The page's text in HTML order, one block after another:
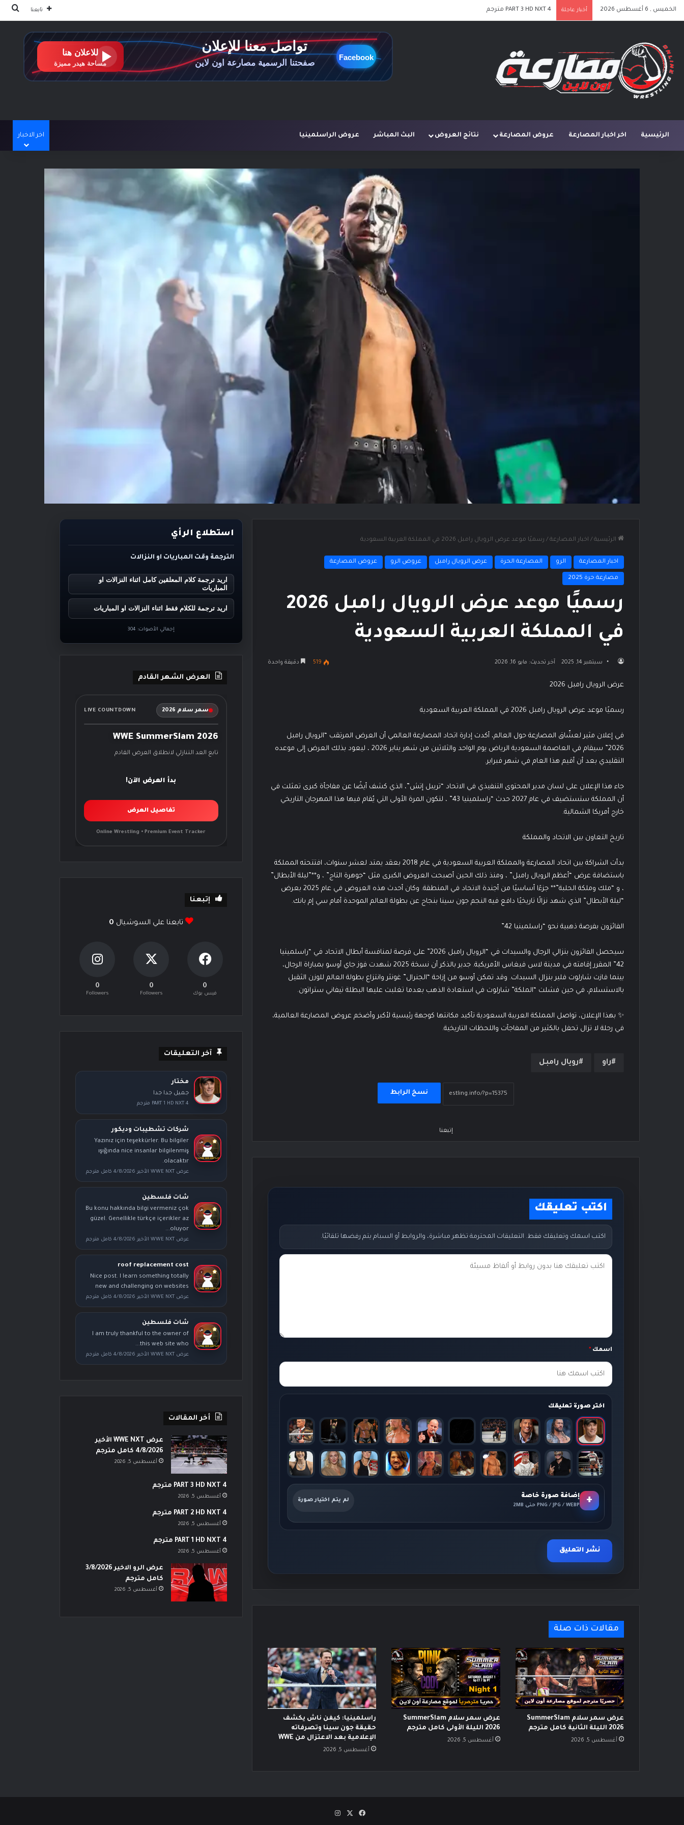
الخميس , 6 أغسطس 2026 أخبار عاجلة PART 3 HD NXT 4 مترجم تابعنا
الرئيسية اخر اخبار المصارعة عروض المصارعة نتائج العروض البث المباشر عروض الراسلمينيا اخر الاخبار
الرئيسية / اخبار المصارعة / رسميًا موعد عرض الرويال رامبل 2026 في المملكة العربية السعودية
اخبار المصارعة الرو المصارعة الحرة عرض الرويال رامبل عروض الرو عروض المصارعة
مصارعة حرة 2025
رسميًا موعد عرض الرويال رامبل 2026
في المملكة العربية السعودية
سبتمبر 14, 2025 آخر تحديث: مايو 16, 2026 519 دقيقة واحدة
عرض الرويال رامبل 2026
رسميًا موعد عرض الرويال رامبل 2026 في المملكة العربية السعودية
في إعلان مثير لعشّاق المصارعة حول العالم، أكدت إدارة اتحاد المصارعة العالمي أن العرض المرتقب “الرويال رامبل
2026” سيقام في العاصمة السعودية الرياض يوم الواحد والثلاثين من شهر يناير 2026 ، ليعود بذلك العرض إلى موعده
التقليدي بعد أن أقيم هذا العام في شهر فبراير.
جاء هذا الإعلان على لسان مدير المحتوى التنفيذي في الاتحاد “تريبل إتش”، الذي كشف أيضًا عن مفاجأة كبرى تمثلت في
أن المملكة ستستضيف في عام 2027 حدث “راسلمينيا 43” ، لتكون المرة الأولى التي يُقام فيها هذا المهرجان التاريخي
خارج أمريكا الشمالية.
تاريخ التعاون بين الاتحاد والمملكة
بدأت الشراكة بين اتحاد المصارعة والمملكة العربية السعودية في عام 2018 بعقد يمتد لعشر سنوات، افتتحته المملكة
باستضافة عرض “أعظم الرويال رامبل” ، ومنذ ذلك الحين أصبحت العروض الكبرى مثل “جوهرة التاج” ، و**”ليلة الأبطال”
، و “ملك وملكة الحلبة”** جزءًا أساسيًا من أجندة الاتحاد في المنطقة. وكان أحدث هذه العروض في عام 2025 بعرض
“ليلة الأبطال” الذي شهد نزالًا تاريخيًا دافع فيه النجم جون سينا بنجاح عن بطولة العالم الموحدة أمام سي إم بانك.
الفائزون بفرصة ذهبية نحو “راسلمينيا 42”
سيحصل الفائزون بنزالي الرجال والسيدات في “الرويال رامبل 2026” على فرصة لمنافسة أبطال الاتحاد في “راسلمينيا
42” المقرر إقامته في مدينة لاس فيغاس الأمريكية. جدير بالذكر أن نسخة 2025 شهدت فوز جاي أوسو بمباراة الرجال،
بينما فازت شارلوت فلير بنزال السيدات. وقد تمكن أوسو من إزاحة “الجنرال” غونثر وانتزاع بطولة العالم للوزن الثقيل
بالاستسلام، في حين فشلت “الملكة” شارلوت في استعادة الذهب بعدما تغلبت عليها البطلة تيفاني ستراتون.
✨ بهذا الإعلان، تواصل المملكة العربية السعودية تأكيد مكانتها كوجهة رئيسية لأكبر وأضخم عروض المصارعة العالمية،
في رحلة لا تزال تحفل بالكثير من المفاجآت واللحظات التاريخية.
راو رويال رامبل
نسخ الرابط
إتبعنا
اكتب تعليقك
اكتب اسمك وتعليقك فقط. التعليقات المحترمة تظهر مباشرة، والروابط أو السبام يتم رفضها تلقائيًا.
ت
ك
اسمك *
اختر صورة تعليقك
+ إضافة صورة خاصة
PNG / JPG / WEBP حتى 2MB
لم يتم اختيار صورة
مقالات ذات صلة
عرض سمر سلام SummerSlam
2026 الليلة الثانية كامل مترجم
أغسطس 5, 2026
عرض سمر سلام SummerSlam
2026 الليلة الأولى كامل مترجم
أغسطس 5, 2026
راسلمينيا: كيفن ناش يكشف
حقيقة جون سينا وتصرفاته
الإعلامية بعد الاعتزال من WWE
أغسطس 5, 2026
استطلاع الرأي
الترجمة وقت المباريات او النزالات
اريد ترجمة كلام المعلقين كامل اثناء النزالات او
المباريات
اريد ترجمة للكلام فقط اثناء النزالات او المباريات
إجمالي الأصوات: 304
العرض الشهر القادم
سمر سلام 2026 LIVE COUNTDOWN
WWE SummerSlam 2026
تابع العد التنازلي لانطلاق العرض القادم
بدأ العرض الآن!
تفاصيل العرض
Online Wrestling • Premium Event Tracker
إتبعنا
تابعنا علي السوشيال 0
0
فيس بوك
0
Followers
0
Followers
آخر التعليقات
مختار
جميل جدا جدا
PART 1 HD NXT 4 مترجم
شركات تشطيبات وديكور
Yazınız için teşekkürler. Bu bilgiler
ışığında nice insanlar bilgilenmiş
olacaktır.
عرض WWE NXT الأخير 4/8/2026 كامل مترجم
شات فلسطين
Bu konu hakkında bilgi vermeniz çok
güzel. Genellikle türkçe içerikler az
oluyor...
عرض WWE NXT الأخير 4/8/2026 كامل مترجم
roof replacement cost
Nice post. I learn something totally
new and challenging on websites
عرض WWE NXT الأخير 4/8/2026 كامل مترجم
شات فلسطين
I am truly thankful to the owner of
this web site who...
عرض WWE NXT الأخير 4/8/2026 كامل مترجم
أخر المقالات
عرض WWE NXT الأخير
4/8/2026 كامل مترجم
أغسطس 5, 2026
PART 3 HD NXT 4 مترجم
أغسطس 5, 2026
PART 2 HD NXT 4 مترجم
أغسطس 5, 2026
PART 1 HD NXT 4 مترجم
أغسطس 5, 2026
عرض الرو الاخير 3/8/2026
كامل مترجم
أغسطس 5, 2026
فيسبوك